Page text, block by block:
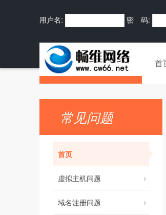
用户名: 密 码:
首
常见问题
首页
虚拟主机问题
域名注册问题